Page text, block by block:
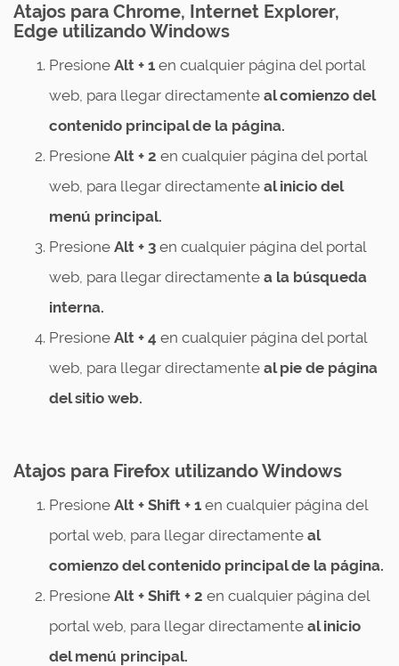
Atajos para Chrome, Internet Explorer,
Edge utilizando Windows
Presione Alt + 1 en cualquier página del portal
web, para llegar directamente al comienzo del
contenido principal de la página.
Presione Alt + 2 en cualquier página del portal
web, para llegar directamente al inicio del
menú principal.
Presione Alt + 3 en cualquier página del portal
web, para llegar directamente a la búsqueda
interna.
Presione Alt + 4 en cualquier página del portal
web, para llegar directamente al pie de página
del sitio web.
Atajos para Firefox utilizando Windows
Presione Alt + Shift + 1 en cualquier página del
portal web, para llegar directamente al
comienzo del contenido principal de la página.
Presione Alt + Shift + 2 en cualquier página del
portal web, para llegar directamente al inicio
del menú principal.